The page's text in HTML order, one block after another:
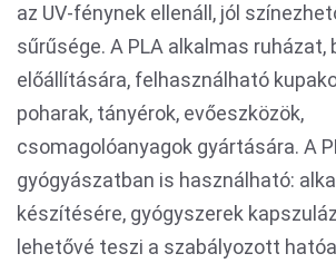
az UV-fénynek ellenáll, jól
sűrűsége. A PLA alkalmas ruházat,
előállítására, felhasználható
poharak, tányérok, evőeszközök,
csomagolóanyagok gyártására. A
gyógyászatban is használható:
készítésére, gyógyszerek
lehetővé teszi a szabályozott